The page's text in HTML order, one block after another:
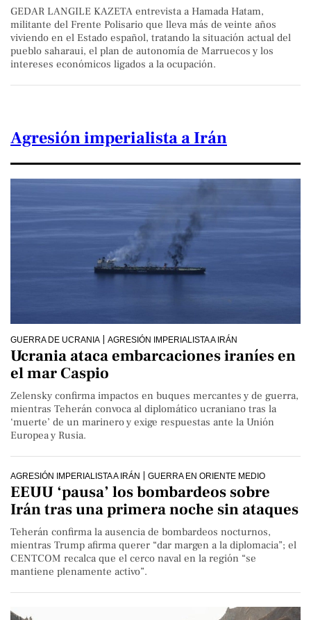
GEDAR LANGILE KAZETA entrevista a Hamada Hatam,
militante del Frente Polisario que lleva más de veinte años
viviendo en el Estado español, tratando la situación actual del
pueblo saharaui, el plan de autonomía de Marruecos y los
intereses económicos ligados a la ocupación.
Agresión imperialista a Irán
GUERRA DE UCRANIA AGRESIÓN IMPERIALISTA A IRÁN
Ucrania ataca embarcaciones iraníes en
el mar Caspio
Zelensky confirma impactos en buques mercantes y de guerra,
mientras Teherán convoca al diplomático ucraniano tras la
‘muerte’ de un marinero y exige respuestas ante la Unión
Europea y Rusia.
AGRESIÓN IMPERIALISTA A IRÁN GUERRA EN ORIENTE MEDIO
EEUU ‘pausa’ los bombardeos sobre
Irán tras una primera noche sin ataques
Teherán confirma la ausencia de bombardeos nocturnos,
mientras Trump afirma querer “dar margen a la diplomacia”; el
CENTCOM recalca que el cerco naval en la región “se
mantiene plenamente activo”.